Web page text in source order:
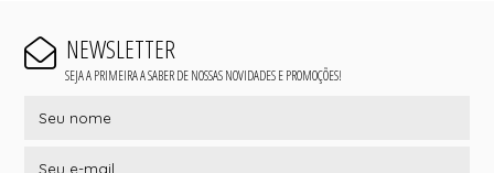
NEWSLETTER
SEJA A PRIMEIRA A SABER DE NOSSAS NOVIDADES E PROMOÇÕES!